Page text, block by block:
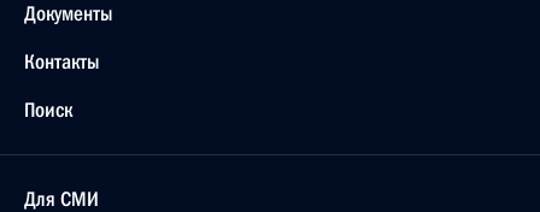
Документы
Контакты
Поиск
Для СМИ